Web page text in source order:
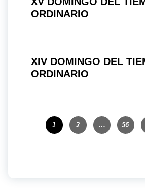
ORDINARIO
XIV DOMINGO DEL
ORDINARIO
1 2 … 56